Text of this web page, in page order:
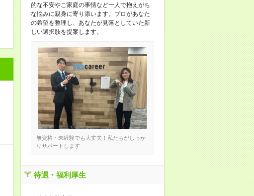
的な不安やご家庭の事情など一人で抱えがち
な悩みに親身に寄り添います。プロがあなた
の希望を整理し、あなたが見落としていた新
しい選択肢を提案します。
無資格・未経験でも大丈夫！私たちがしっか
りサポートします
待遇・福利厚生